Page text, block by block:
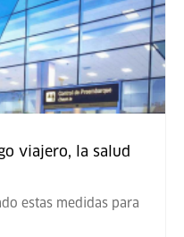
viajero, la salud
estas medidas para